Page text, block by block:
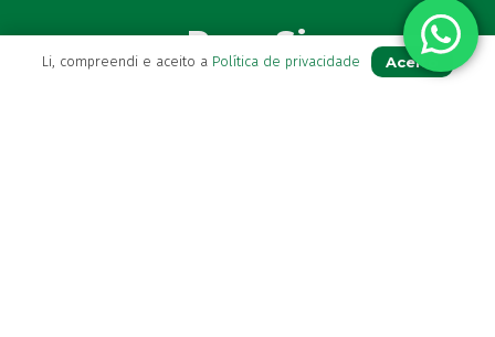
Para Si
Li, compreendi e aceito a Política de privacidade Aceito